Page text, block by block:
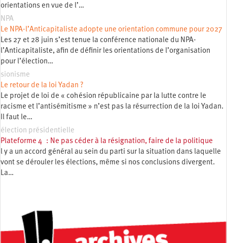
orientations en vue de l’…
NPA
Le NPA-l’Anticapitaliste adopte une orientation commune pour 2027
Les 27 et 28 juin s’est tenue la conférence nationale du NPA-
l’Anticapitaliste, afin de définir les orientations de l’organisation
pour l’élection…
sionisme
Le retour de la loi Yadan ?
Le projet de loi de « cohésion républicaine par la lutte contre le
racisme et l’antisémitisme » n’est pas la résurrection de la loi Yadan.
Il faut le…
élection présidentielle
Plateforme 4 : Ne pas céder à la résignation, faire de la politique
l y a un accord général au sein du parti sur la situation dans laquelle
vont se dérouler les élections, même si nos conclusions divergent.
La…